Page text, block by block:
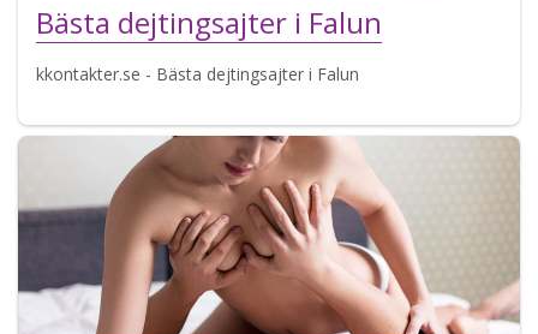
Bästa dejtingsajter i Falun
kkontakter.se - Bästa dejtingsajter i Falun